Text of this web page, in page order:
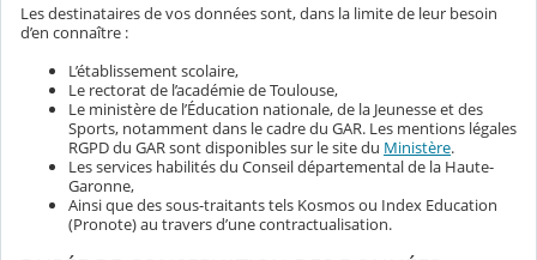
Les destinataires de vos données sont, dans la limite de leur besoin
d’en connaître :
L’établissement scolaire,
Le rectorat de l’académie de Toulouse,
Le ministère de l’Éducation nationale, de la Jeunesse et des
Sports, notamment dans le cadre du GAR. Les mentions légales
RGPD du GAR sont disponibles sur le site du Ministère.
Les services habilités du Conseil départemental de la Haute-
Garonne,
Ainsi que des sous-traitants tels Kosmos ou Index Education
(Pronote) au travers d’une contractualisation.